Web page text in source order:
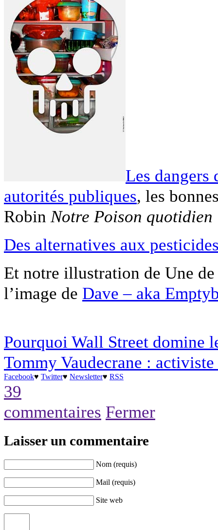
Les dangers
autorités publiques, les
Robin Notre Poison quotidien
Des alternatives aux
Et notre illustration de Une
l’image de Dave – aka
Pourquoi Wall Street domine
Tommy Vaudecrane :
Facebook♥ Twitter♥ Newsletter♥ RSS
39
commentaires Fermer
Laisser un commentaire
Nom (requis)
Mail (requis)
Site web